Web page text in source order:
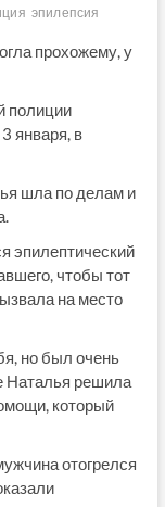
эпилепсия
прохожему, у
полиции
января, в
шла по делам и
эпилептический
чтобы тот
на место
но был очень
Наталья решила
который
отогрелся